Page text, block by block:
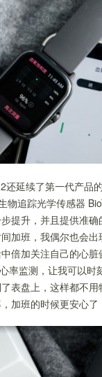
还延续了第一代产品
物追踪光学传感器
提升，并且提供准
加班，我偶尔也会
倍加关注自己的心脏
率监测，让我可以时
表盘上，这样都不
加班的时候更安心了